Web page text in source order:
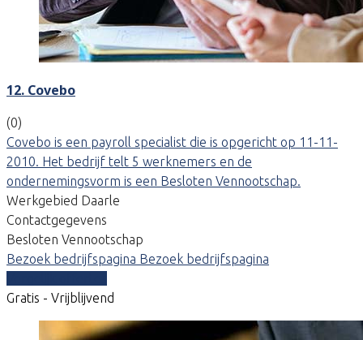
12. Covebo
(0)
Covebo is een payroll specialist die is opgericht op 11-11-
2010. Het bedrijf telt 5 werknemers en de
ondernemingsvorm is een Besloten Vennootschap.
Werkgebied Daarle
Contactgegevens
Besloten Vennootschap
Bezoek bedrijfspagina Bezoek bedrijfspagina
Gratis - Vrijblijvend